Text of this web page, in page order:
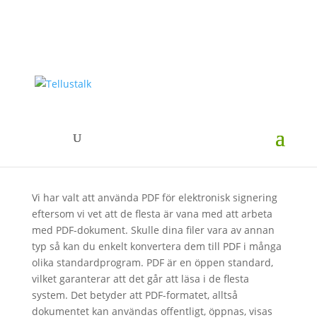
Format – PDF för säker
signering
Vi har valt att använda PDF för elektronisk signering
eftersom vi vet att de flesta är vana med att arbeta
med PDF-dokument. Skulle dina filer vara av annan
typ så kan du enkelt konvertera dem till PDF i många
olika standardprogram. PDF är en öppen standard,
vilket garanterar att det går att läsa i de flesta
system. Det betyder att PDF-formatet, alltså
dokumentet kan användas offentligt, öppnas, visas